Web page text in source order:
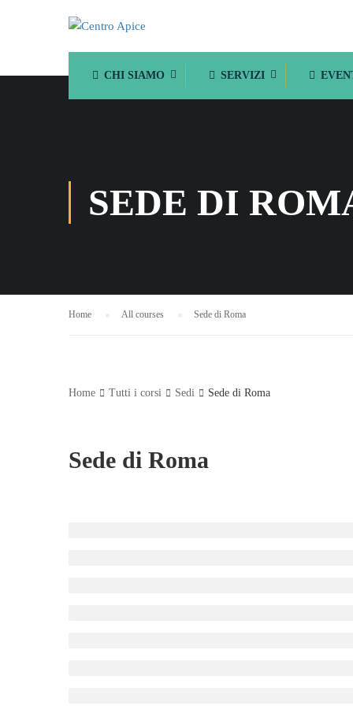
CHI SIAMO SERVIZI
SEDE DI
Home All courses Sede di Roma
Home Tutti i corsi Sedi Sede di Roma
Sede di Roma